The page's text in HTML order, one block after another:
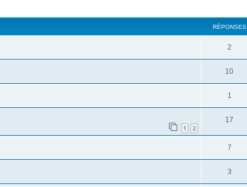
RÉPONSES
2
10
1
1 2
17
7
3